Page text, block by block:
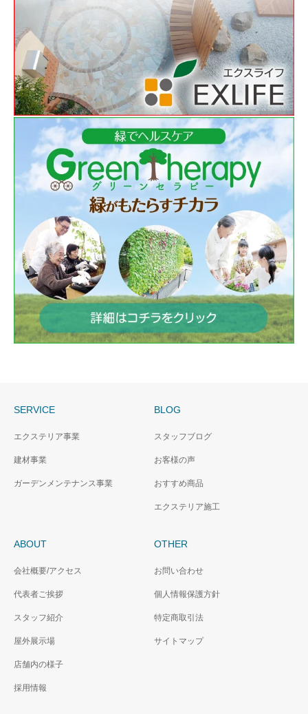
SERVICE
エクステリア事業
建材事業
ガーデンメンテナンス事業
BLOG
スタッフブログ
お客様の声
おすすめ商品
エクステリア施工
ABOUT
会社概要/アクセス
代表者ご挨拶
スタッフ紹介
屋外展示場
店舗内の様子
採用情報
OTHER
お問い合わせ
個人情報保護方針
特定商取引法
サイトマップ